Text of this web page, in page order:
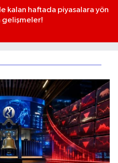
kalan haftada piyasalara yön
gelişmeler!